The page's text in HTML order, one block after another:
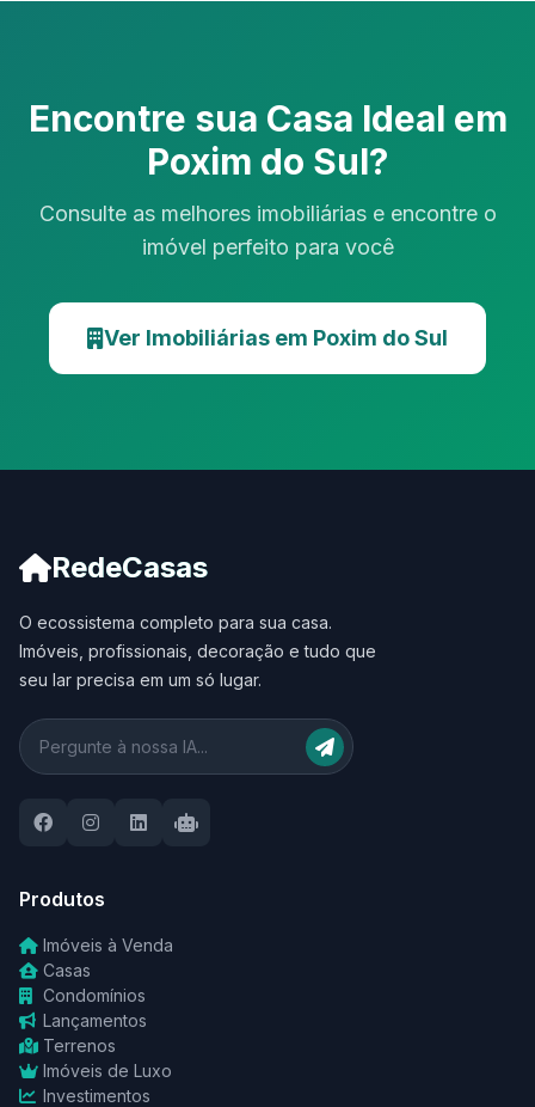
Encontre sua Casa Ideal em
Poxim do Sul?
Consulte as melhores imobiliárias e encontre o
imóvel perfeito para você
Ver Imobiliárias em Poxim do Sul
RedeCasas
O ecossistema completo para sua casa.
Imóveis, profissionais, decoração e tudo que
seu lar precisa em um só lugar.
Produtos
Imóveis à Venda
Casas
Condomínios
Lançamentos
Terrenos
Imóveis de Luxo
Investimentos